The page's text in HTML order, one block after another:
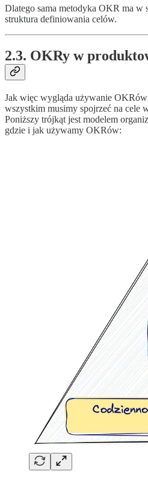
Dlatego sama metodyka OKR ma w
struktura definiowania celów.
2.3. OKRy w
Jak więc wygląda używanie
wszystkim musimy spojrzeć na cele
Poniższy trójkąt jest modelem
gdzie i jak używamy OKRów: